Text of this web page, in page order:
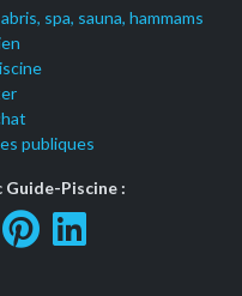
spa, sauna, hammams
publiques
Guide-Piscine :